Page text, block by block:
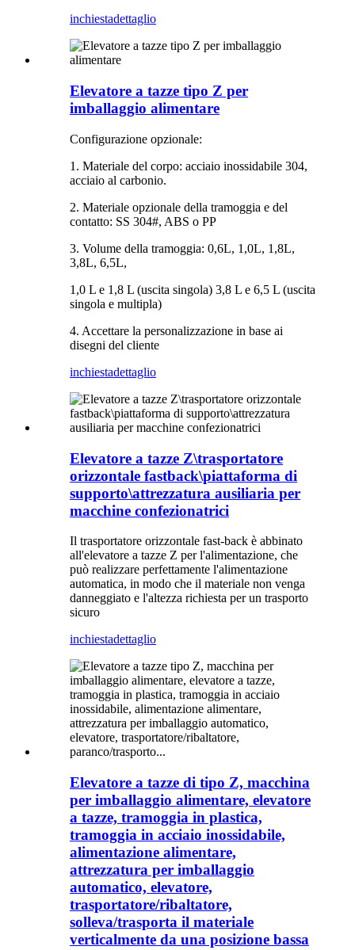
inchiestadettaglio
Elevatore a tazze tipo Z per
imballaggio alimentare
Configurazione opzionale:
1. Materiale del corpo: acciaio inossidabile 304,
acciaio al carbonio.
2. Materiale opzionale della tramoggia e del
contatto: SS 304#, ABS o PP
3. Volume della tramoggia: 0,6L, 1,0L, 1,8L,
3,8L, 6,5L,
1,0 L e 1,8 L (uscita singola) 3,8 L e 6,5 L (uscita
singola e multipla)
4. Accettare la personalizzazione in base ai
disegni del cliente
inchiestadettaglio
Elevatore a tazze Z\trasportatore
orizzontale fastback\piattaforma di
supporto\attrezzatura ausiliaria per
macchine confezionatrici
Il trasportatore orizzontale fast-back è abbinato
all'elevatore a tazze Z per l'alimentazione, che
può realizzare perfettamente l'alimentazione
automatica, in modo che il materiale non venga
danneggiato e l'altezza richiesta per un trasporto
sicuro
inchiestadettaglio
Elevatore a tazze di tipo Z, macchina
per imballaggio alimentare, elevatore
a tazze, tramoggia in plastica,
tramoggia in acciaio inossidabile,
alimentazione alimentare,
attrezzatura per imballaggio
automatico, elevatore,
trasportatore/ribaltatore,
solleva/trasporta il materiale
verticalmente da una posizione bassa